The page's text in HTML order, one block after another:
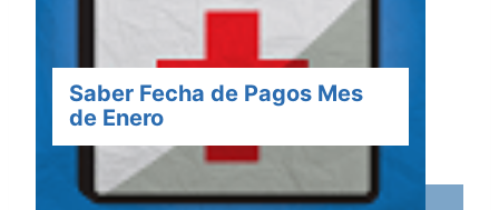
Saber Fecha de Pagos Mes
de Enero